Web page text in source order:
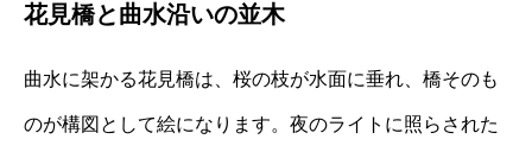
花見橋と曲水沿いの並木
曲水に架かる花見橋は、桜の枝が水面に垂れ、橋そのも
のが構図として絵になります。夜のライトに照らされた